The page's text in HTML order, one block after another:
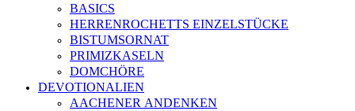
BASICS
HERRENROCHETTS EINZELSTÜCKE
BISTUMSORNAT
PRIMIZKASELN
DOMCHÖRE
DEVOTIONALIEN
AACHENER ANDENKEN